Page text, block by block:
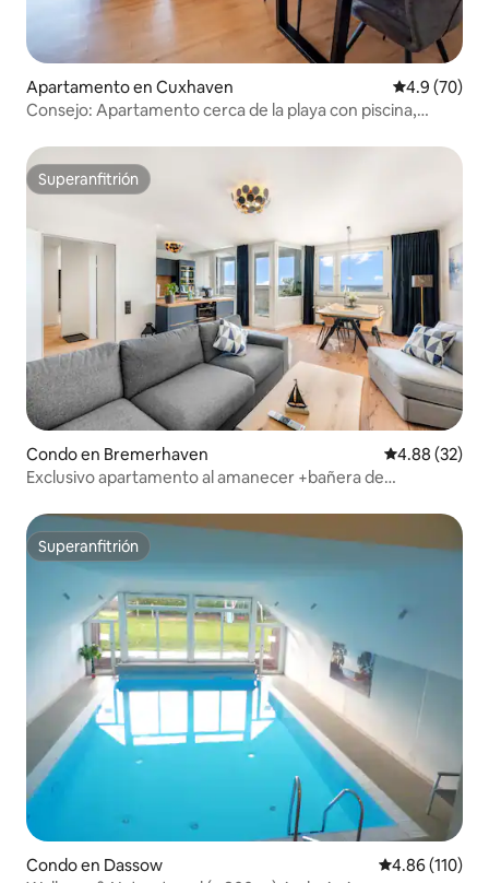
Apartamento en Cuxhaven Calificación
4.9 (70)
Consejo: Apartamento cerca de la playa con piscina,
Superanfitrión
Superanfitrión
Condo en Bremerhaven Calificación
4.88 (32)
Exclusivo apartamento al amanecer +bañera de
Superanfitrión
Superanfitrión
Condo en Dassow Calificación
4.86 (110)